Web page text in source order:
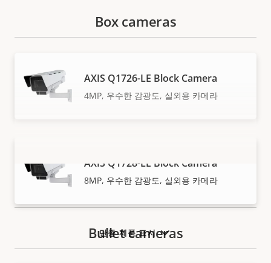
더 보기
Box cameras
AXIS Q1726-LE Block Camera
4MP, 우수한 감광도, 실외용 카메라
AXIS Q1728-LE Block Camera
8MP, 우수한 감광도, 실외용 카메라
Bullet cameras
단종 제품 표시